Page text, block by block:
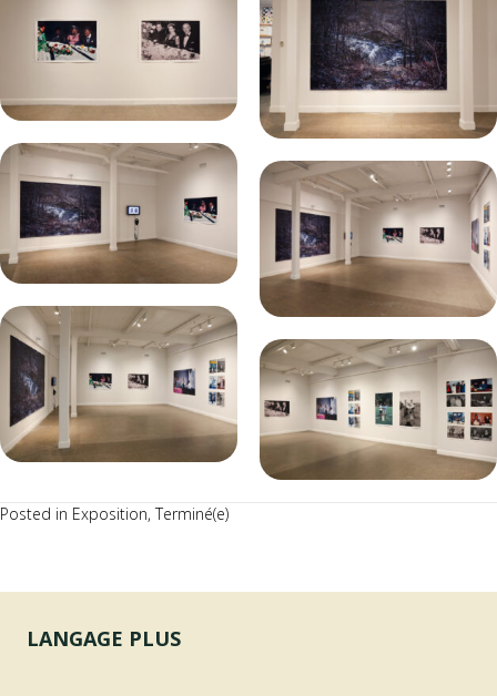
Posted in Exposition,Terminé(e)
LANGAGE PLUS